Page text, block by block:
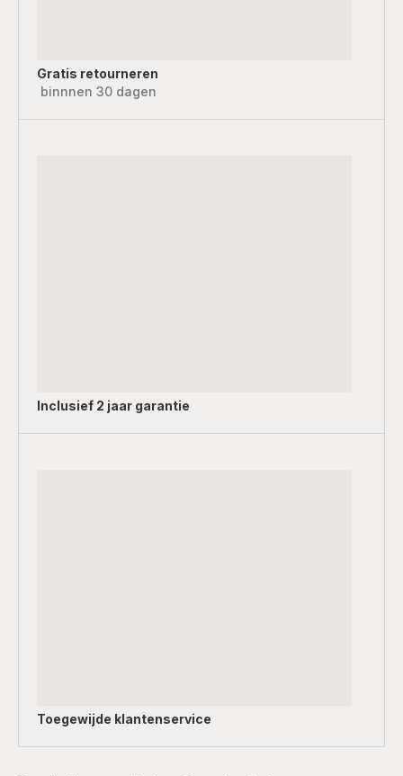
Gratis retourneren
binnnen 30 dagen
Inclusief 2 jaar garantie
Toegewijde klantenservice